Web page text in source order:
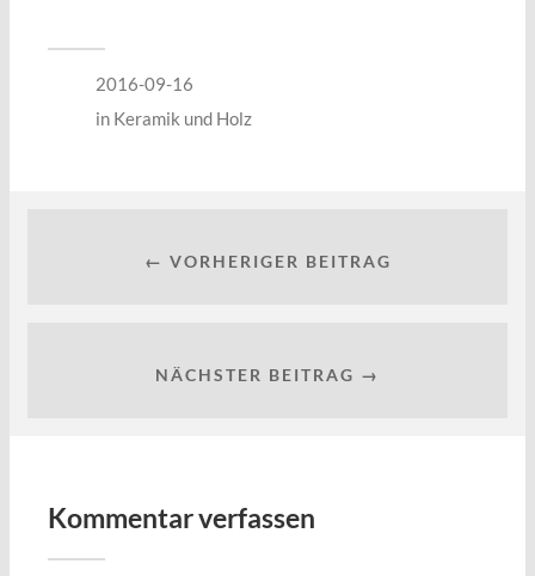
2016-09-16
in Keramik und Holz
← VORHERIGER BEITRAG
NÄCHSTER BEITRAG →
Kommentar verfassen